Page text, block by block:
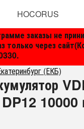
заказы не
через
HOCORUS
(ЕКБ)